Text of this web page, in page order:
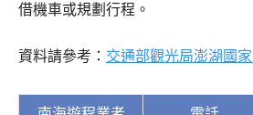
借機車或規劃行程。
資料請參考： 交通部觀光局澎湖國